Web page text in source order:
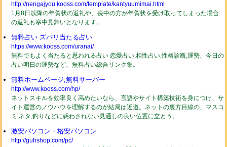
http://nengajyou.kooss.com/template/kantyuumimai.html
1月8日以降の年賀状の返礼や、喪中の方が年賀状を受け取ってしまった場合
の返礼も寒中見舞いとなります。
無料占い ズバリ当たる占い
https://www.kooss.com/uranai/
無料でもよく当たると思われる占い 恋愛占い,相性占い,性格診断,運勢、今日の
占い明日の運勢など、無料占い総合リンク集。
無料ホームページ,無料サーバー
http://www.kooss.com/hp/
ネットスキルを効率良く高めたいなら、言語やサイト構築技術を身につけ、サ
イト運営のノウハウを理解するのが結局は近道。ネットの裏方目線の、マスコ
ミ,ネタ,釣りなどに惑わされない見通しの良い位置に立とう。
激安パソコン・格安パソコン
http://guhshop.com/pc/